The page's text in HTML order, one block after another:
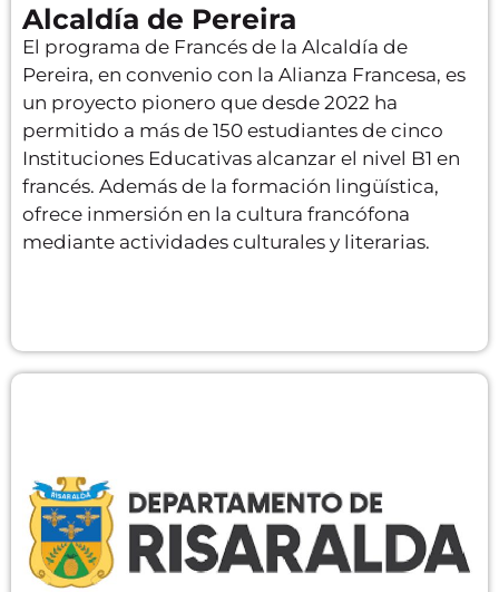
Alcaldía de Pereira
El programa de Francés de la Alcaldía de
Pereira, en convenio con la Alianza Francesa, es
un proyecto pionero que desde 2022 ha
permitido a más de 150 estudiantes de cinco
Instituciones Educativas alcanzar el nivel B1 en
francés. Además de la formación lingüística,
ofrece inmersión en la cultura francófona
mediante actividades culturales y literarias.